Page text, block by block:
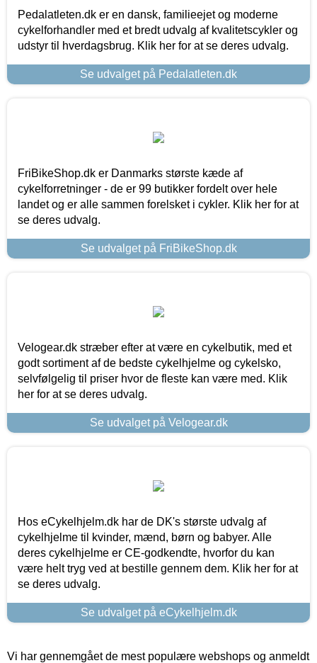
Pedalatleten.dk er en dansk, familieejet og moderne
cykelforhandler med et bredt udvalg af kvalitetscykler og
udstyr til hverdagsbrug. Klik her for at se deres udvalg.
Se udvalget på Pedalatleten.dk
FriBikeShop.dk er Danmarks største kæde af
cykelforretninger - de er 99 butikker fordelt over hele
landet og er alle sammen forelsket i cykler. Klik her for at
se deres udvalg.
Se udvalget på FriBikeShop.dk
Velogear.dk stræber efter at være en cykelbutik, med et
godt sortiment af de bedste cykelhjelme og cykelsko,
selvfølgelig til priser hvor de fleste kan være med. Klik
her for at se deres udvalg.
Se udvalget på Velogear.dk
Hos eCykelhjelm.dk har de DK's største udvalg af
cykelhjelme til kvinder, mænd, børn og babyer. Alle
deres cykelhjelme er CE-godkendte, hvorfor du kan
være helt tryg ved at bestille gennem dem. Klik her for at
se deres udvalg.
Se udvalget på eCykelhjelm.dk
Vi har gennemgået de mest populære webshops og anmeldt